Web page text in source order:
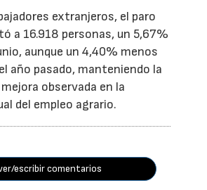
extranjeros, el paro
a 16.918 personas, un 5,67%
aunque un 4,40% menos
año pasado, manteniendo la
observada en la
del empleo agrario.
escribir comentarios